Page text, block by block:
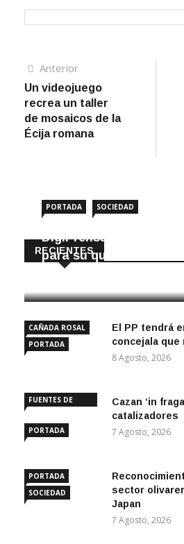
Navegación
de
entradas
AnteriorArtículo
anterior
Un videojuego
recrea un taller
de mosaicos de la
Écija romana
RECIENTES
PORTADA SOCIEDAD
DigiPrensa selecciona
para su quiosco mundial
CAÑADA ROSAL
PORTADA
El PP tendrá
concejala que
8 Agosto, 2026
FUENTES DE
PORTADA
Cazan ‘in
catalizadores
7 Agosto, 2026
PORTADA
SOCIEDAD
sector
Japan
7 Agosto, 2026